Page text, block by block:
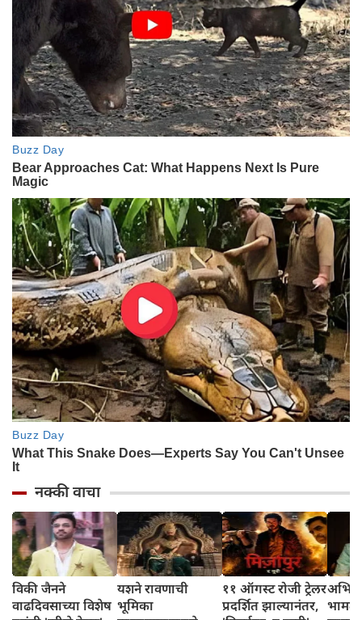
नक्की वाचा
विकी जैनने
वाढदिवसाच्या विशेष
यशने रावणाची
भूमिका
११ ऑगस्ट रोजी ट्रेलर
प्रदर्शित झाल्यानंतर,